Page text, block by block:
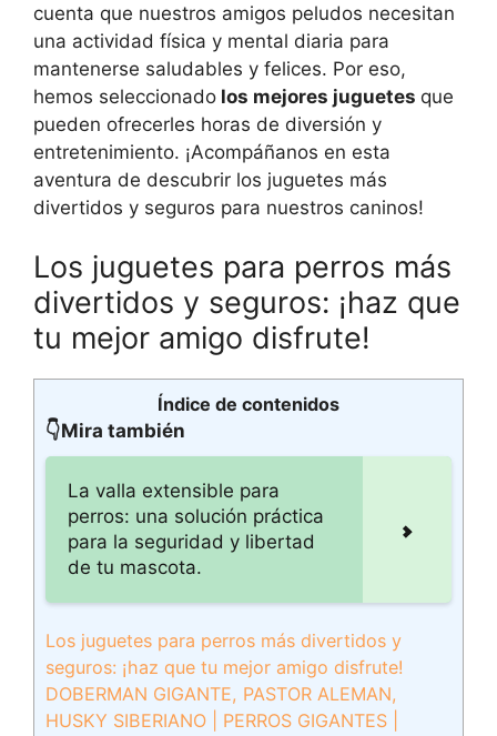
cuenta que nuestros amigos peludos necesitan
una actividad física y mental diaria para
mantenerse saludables y felices. Por eso,
hemos seleccionado los mejores juguetes que
pueden ofrecerles horas de diversión y
entretenimiento. ¡Acompáñanos en esta
aventura de descubrir los juguetes más
divertidos y seguros para nuestros caninos!
Los juguetes para perros más
divertidos y seguros: ¡haz que
tu mejor amigo disfrute!
Índice de contenidos
👇Mira también
La valla extensible para
perros: una solución práctica
para la seguridad y libertad
de tu mascota.
Los juguetes para perros más divertidos y
seguros: ¡haz que tu mejor amigo disfrute!
DOBERMAN GIGANTE, PASTOR ALEMAN,
HUSKY SIBERIANO | PERROS GIGANTES |